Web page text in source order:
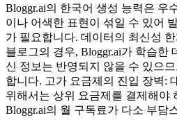
Bloggr.ai의 한국어 생성 능력은 우
이나 어색한 표현이 섞일 수 있어
가 필요합니다. 데이터의 최신성
블로그의 경우, Bloggr.ai가 학습한
신 정보는 반영되지 않을 수 있으
합니다. 고가 요금제의 진입 장벽:
위해서는 상위 요금제를 결제해야
Bloggr.ai의 월 구독료가 다소 부담